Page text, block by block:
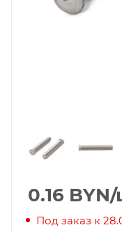
0.16 BYN/
Под заказ к